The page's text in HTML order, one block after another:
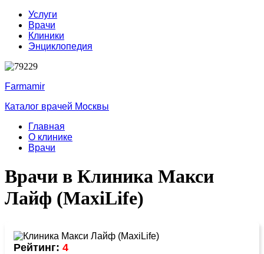
Услуги
Врачи
Клиники
Энциклопедия
Farmamir
Каталог врачей Москвы
Главная
О клинике
Врачи
Врачи в Клиника Макси
Лайф (MaxiLife)
Рейтинг: 4